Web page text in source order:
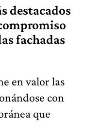
destacados
fachadas
en valor las
con
que